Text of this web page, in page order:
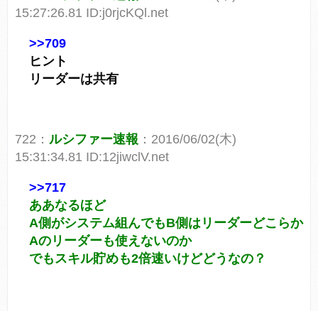
15:27:26.81 ID:j0rjcKQl.net
>>709
ヒント
リーダーは共有
722： ルシファー速報 ：2016/06/02(木)
15:31:34.81 ID:12jiwclV.net
>>717
ああなるほど
A側がシステム組んでもB側はリーダーどこらか
Aのリーダーも使えないのか
でもスキル貯めも2倍速いけどどうなの？